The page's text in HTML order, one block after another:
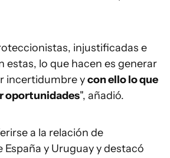
injustificadas e
estas, lo que hacen es generar
incertidumbre ycon ello lo que
oportunidades", añadió.
a la relación de
y Uruguay y destacó